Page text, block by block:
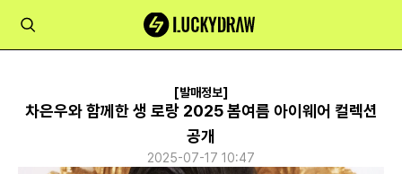
[발매정보]
차은우와 함께한 생 로랑 2025 봄여름 아이웨어 컬렉션
공개
2025-07-17 10:47